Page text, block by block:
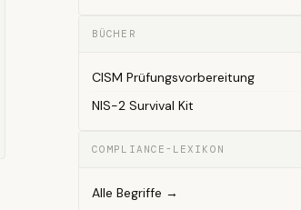
BÜCHER
CISM Prüfungsvorbereitung
NIS-2 Survival Kit
COMPLIANCE-LEXIKON
Alle Begriffe →